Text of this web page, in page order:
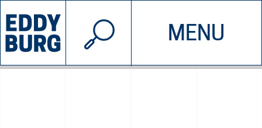
MENU
INIZIATIVE CHI SIAMO
© 2026 EDDYBURG